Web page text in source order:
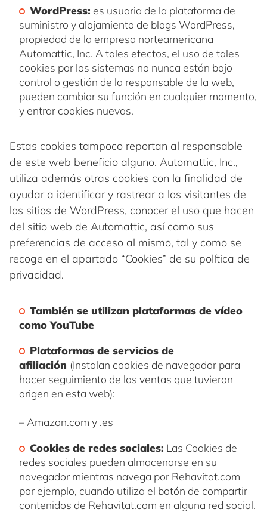
WordPress: es usuaria de la plataforma de
suministro y alojamiento de blogs WordPress,
propiedad de la empresa norteamericana
Automattic, Inc. A tales efectos, el uso de tales
cookies por los sistemas no nunca están bajo
control o gestión de la responsable de la web,
pueden cambiar su función en cualquier momento,
y entrar cookies nuevas.
Estas cookies tampoco reportan al responsable
de este web beneficio alguno. Automattic, Inc.,
utiliza además otras cookies con la finalidad de
ayudar a identificar y rastrear a los visitantes de
los sitios de WordPress, conocer el uso que hacen
del sitio web de Automattic, así como sus
preferencias de acceso al mismo, tal y como se
recoge en el apartado “Cookies” de su política de
privacidad.
También se utilizan plataformas de vídeo
como YouTube
Plataformas de servicios de
afiliación (Instalan cookies de navegador para
hacer seguimiento de las ventas que tuvieron
origen en esta web):
– Amazon.com y .es
Cookies de redes sociales: Las Cookies de
redes sociales pueden almacenarse en su
navegador mientras navega por Rehavitat.com
por ejemplo, cuando utiliza el botón de compartir
contenidos de Rehavitat.com en alguna red social.